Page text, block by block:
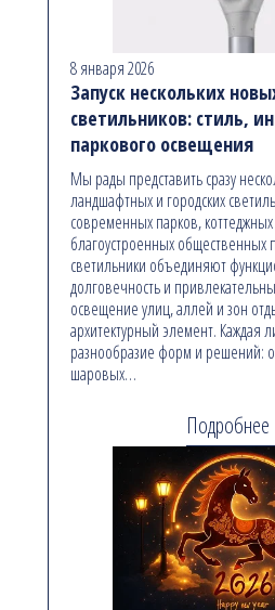
8 января 2026
Запуск нескольких
светильников: стиль,
паркового освещения
Мы рады представить сразу
ландшафтных и городских
современных парков,
благоустроенных общественных
светильники объединяют
долговечность и
освещение улиц, аллей и зон
архитектурный элемент. Каждая
разнообразие форм и решений:
шаровых…
Подробнее